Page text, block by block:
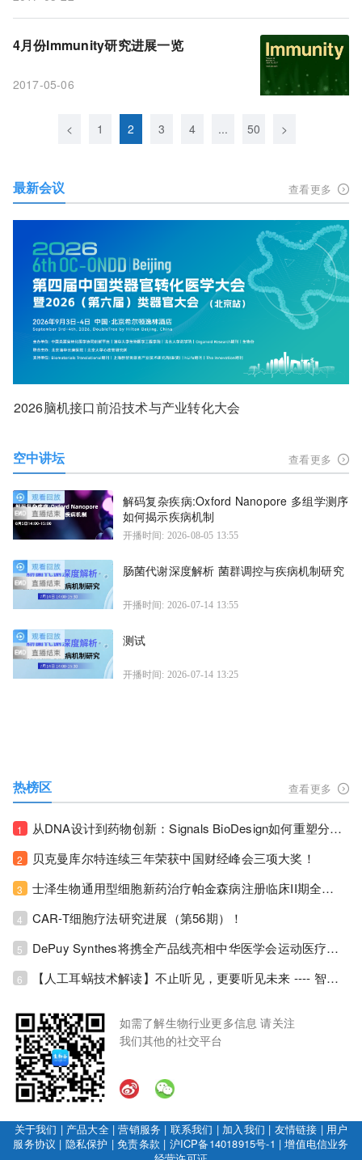
4月份Immunity研究进展一览
2017-05-06
< 1 2 3 4 ... 50 >
最新会议 查看更多
2026脑机接口前沿技术与产业转化大会
空中讲坛 查看更多
解码复杂疾病:Oxford Nanopore 多组学测序
如何揭示疾病机制
开播时间: 2026-08-05 13:55
肠菌代谢深度解析 菌群调控与疾病机制研究
开播时间: 2026-07-14 13:55
测试
开播时间: 2026-07-14 13:25
热榜区 查看更多
1 从DNA设计到药物创新：Signals BioDesign如何重塑分子生物学研发生态！
2 贝克曼库尔特连续三年荣获中国财经峰会三项大奖！
3 士泽生物通用型细胞新药治疗帕金森病注册临床II期全部入组完成！
4 CAR-T细胞疗法研究进展（第56期）！
5 DePuy Synthes将携全产品线亮相中华医学会运动医疗分会大会，加码布局中国运动医学创新赛道！
6 【人工耳蜗技术解读】不止听见，更要听见未来 ---- 智能耳蜗，开启人工耳蜗技术新纪元！
如需了解生物行业更多信息 请关注
我们其他的社交平台
关于我们 | 产品大全|营销服务 | 联系我们 | 加入我们 | 友情链接 | 用户
服务协议 | 隐私保护 |免责条款 | 沪ICP备14018915号-1 |增值电信业务